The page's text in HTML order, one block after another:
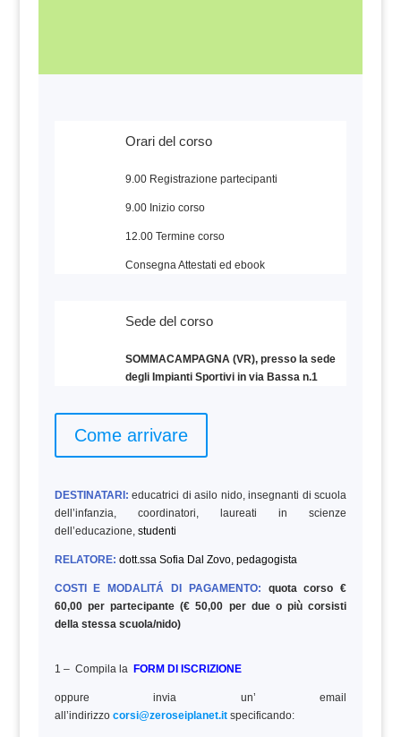
Orari del corso
9.00 Registrazione partecipanti
9.00 Inizio corso
12.00 Termine corso
Consegna Attestati ed ebook
Sede del corso
SOMMACAMPAGNA (VR), presso la sede
degli Impianti Sportivi in via Bassa n.1
Come arrivare
DESTINATARI: educatrici di asilo nido, insegnanti di scuola
dell’infanzia, coordinatori, laureati in scienze
dell’educazione, studenti
RELATORE: dott.ssa Sofia Dal Zovo, pedagogista
COSTI E MODALITÁ DI PAGAMENTO:
quota corso €
60,00 per partecipante (€ 50,00 per due o più corsisti
della stessa scuola/nido)
1 – Compila la FORM DI ISCRIZIONE
oppure invia un’ email
all’indirizzo corsi@zeroseiplanet.itspecificando: